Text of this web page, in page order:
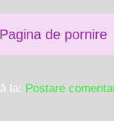
Pagina de pornire
la: Postare